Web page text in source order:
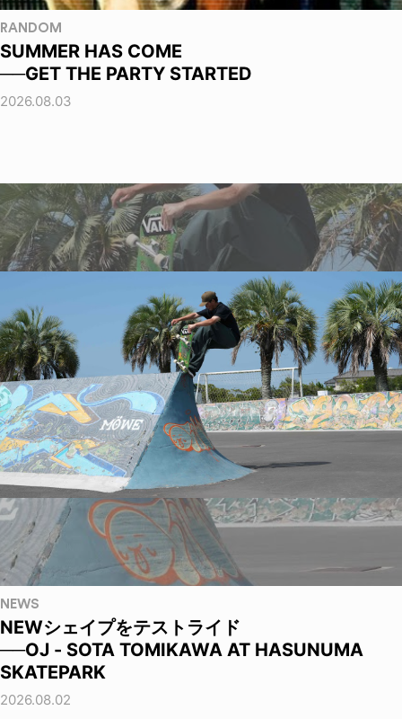
RANDOM
SUMMER HAS COME
──GET THE PARTY STARTED
2026.08.03
NEWS
NEWシェイプをテストライド
──OJ - SOTA TOMIKAWA AT HASUNUMA
SKATEPARK
2026.08.02